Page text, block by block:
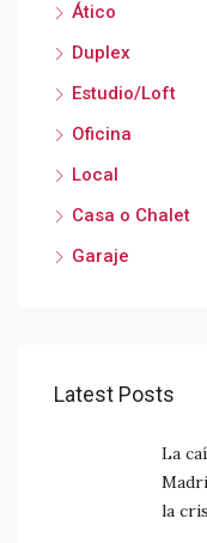
Ático
Duplex
Estudio/Loft
Oficina
Local
Casa o Chalet
Garaje
Latest Posts
La
la